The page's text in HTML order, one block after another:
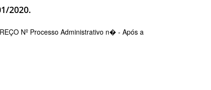
2020.
Nº Processo Administrativo n� - Após a